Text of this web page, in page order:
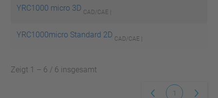
YRC1000 micro 3D CAD/CAE |
YRC1000micro Standard 2D CAD/CAE |
Zeigt 1 – 6 / 6 insgesamt
1